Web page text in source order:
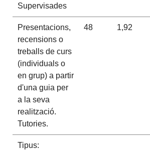
Supervisades
Presentacions,
recensions o
treballs de curs
(individuals o
en grup) a partir
d'una guia per
a la seva
realització.
Tutories.
48 1,92
Tipus: